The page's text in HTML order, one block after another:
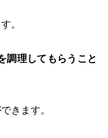
。
調理してもらうこと
きます。